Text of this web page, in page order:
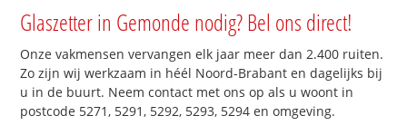
Glaszetter in Gemonde nodig? Bel ons direct!
Onze vakmensen vervangen elk jaar meer dan 2.400 ruiten.
Zo zijn wij werkzaam in héél Noord-Brabant en dagelijks bij
u in de buurt. Neem contact met ons op als u woont in
postcode 5271, 5291, 5292, 5293, 5294 en omgeving.